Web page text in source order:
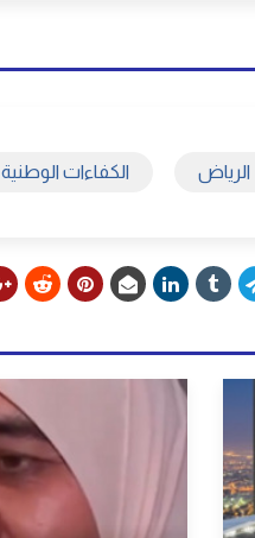
الرياض الكفاءات الوطنية